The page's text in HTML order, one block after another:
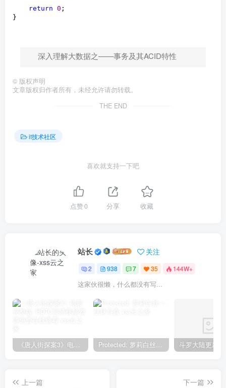
return 0 ;
}
深入理解大数据之——事务及其ACID特性
© 版权声明
文章版权归作者所有，未经允许请勿转载。
THE END
it技术社区
喜欢就支持一下吧
点赞0 分享 收藏
站长 关注
2 938 7 35 144W+
这家伙很懒，什么都没有写...
《唐人街探案3》电影完整版_HDTC高清视频资源免费在线观看 Protected: 萝莉白丝—丝袜写真
上一篇
下一篇